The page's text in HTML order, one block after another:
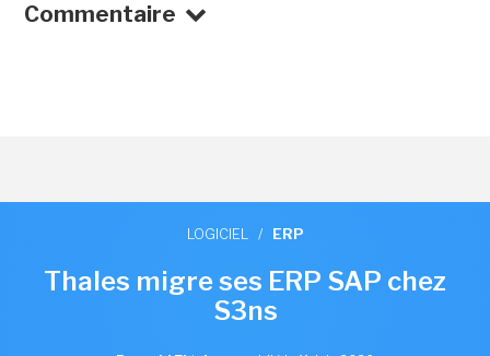
Commentaire
LOGICIEL / ERP
Thales migre ses ERP SAP chez
S3ns